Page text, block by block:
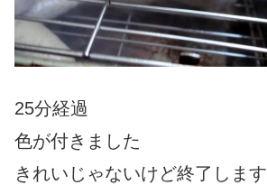
25分経過
色が付きました
きれいじゃないけど終了します